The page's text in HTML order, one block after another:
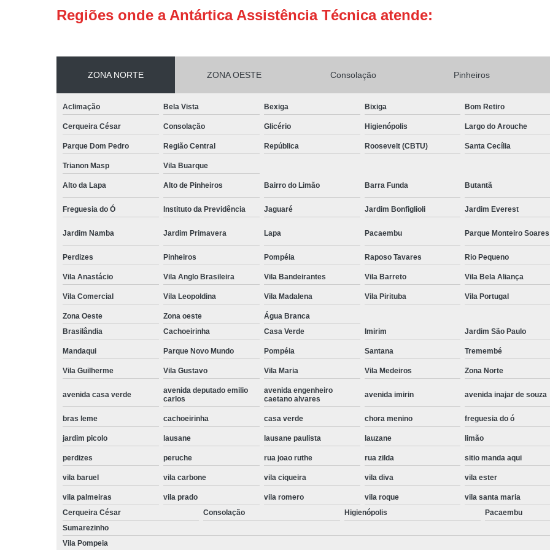
Conserto Adega de Vinho
Conserto de Adega de Vinho
Conserto
Assistencia Tecnica e Conserto Geladeira
Conserto de Geladeira Expositora de Bebidas
Conserto e
Conserto e Manutenção de Geladeira
Conserto para Geladeira Expositora
Brastemp Instalação Fogão
Instalação de Fogão de Embutir
Instalação Fogão Brastemp
Instalação
Instalação Maquina de Lavar
Instalação para Maquina de Lavar
Instalar Maquina Lavar Roupa
Samsung Instalação Maquina de
Instalação de Lava e Seca Samsung
Instalação Lava e Seca
Instalação
Instalação Maquina Lava e Seca
Instalação Samsung Lava e
Lava e Seca Samsung Instalação
Manutenção de Fogão
Manutenção de
Regiões onde a Antártica Assistência Técnica atende:
ZONA NORTE ZONA OESTE Consolação Pinheiros
Aclimação Bela Vista Bexiga Bixiga Bom Retiro
Cerqueira César Consolação Glicério Higienópolis Largo do Arouche
Parque Dom Pedro Região Central República Roosevelt (CBTU) Santa Cecília
Trianon Masp Vila Buarque
Alto da Lapa Alto de Pinheiros Bairro do Limão Barra Funda Butantã
Freguesia do Ó Instituto da Previdência Jaguaré Jardim Bonfiglioli Jardim Everest
Jardim Namba Jardim Primavera Lapa Pacaembu Parque Monteiro Soares
Perdizes Pinheiros Pompéia Raposo Tavares Rio Pequeno
Vila Anastácio Vila Anglo Brasileira Vila Bandeirantes Vila Barreto Vila Bela Aliança
Vila Comercial Vila Leopoldina Vila Madalena Vila Pirituba Vila Portugal
Zona Oeste Zona oeste
Água Branca
Brasilândia
Cachoeirinha Casa Verde Imirim Jardim São Paulo
Mandaqui Parque Novo Mundo Pompéia Santana Tremembé
Vila Guilherme Vila Gustavo Vila Maria Vila Medeiros Zona Norte
avenida casa verde
avenida deputado emilio
carlos
avenida engenheiro
caetano alvares
avenida imirin avenida inajar de souza
bras leme cachoeirinha casa verde chora menino freguesia do ó
jardim picolo lausane lausane paulista lauzane limão
perdizes peruche rua joao ruthe rua zilda sitio manda aqui
vila baruel vila carbone vila ciqueira vila diva vila ester
vila palmeiras vila prado vila romero vila roque vila santa maria
Cerqueira César
Consolação Higienópolis Pacaembu
Sumarezinho
Vila Pompeia